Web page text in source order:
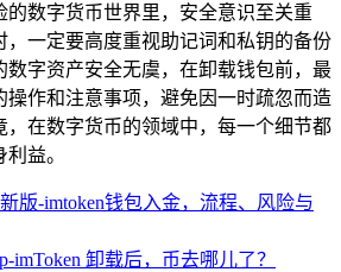
的数字货币世界里，安全意识至关重
，一定要高度重视助记词和私钥的备份
数字资产安全无虞，在卸载钱包前，最
操作和注意事项，避免因一时疏忽而造
，在数字货币的领域中，每一个细节都
益。
版-imtoken钱包入金，流程、风险与
imToken 卸载后，币去哪儿了？